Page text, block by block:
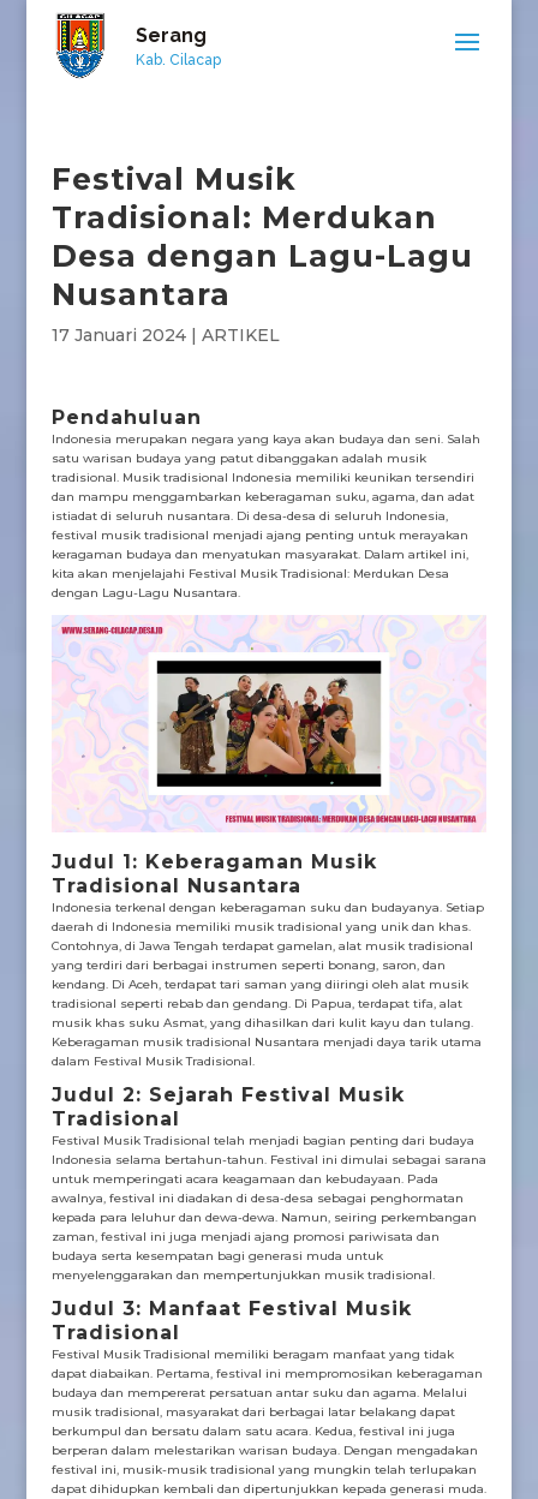
Serang
Kab. Cilacap
Festival Musik
Tradisional: Merdukan
Desa dengan Lagu-Lagu
Nusantara
17 Januari 2024| ARTIKEL
Pendahuluan
Indonesia merupakan negara yang kaya akan budaya dan seni. Salah
satu warisan budaya yang patut dibanggakan adalah musik
tradisional. Musik tradisional Indonesia memiliki keunikan tersendiri
dan mampu menggambarkan keberagaman suku, agama, dan adat
istiadat di seluruh nusantara. Di desa-desa di seluruh Indonesia,
festival musik tradisional menjadi ajang penting untuk merayakan
keragaman budaya dan menyatukan masyarakat. Dalam artikel ini,
kita akan menjelajahi Festival Musik Tradisional: Merdukan Desa
dengan Lagu-Lagu Nusantara.
Judul 1: Keberagaman Musik
Tradisional Nusantara
Indonesia terkenal dengan keberagaman suku dan budayanya. Setiap
daerah di Indonesia memiliki musik tradisional yang unik dan khas.
Contohnya, di Jawa Tengah terdapat gamelan, alat musik tradisional
yang terdiri dari berbagai instrumen seperti bonang, saron, dan
kendang. Di Aceh, terdapat tari saman yang diiringi oleh alat musik
tradisional seperti rebab dan gendang. Di Papua, terdapat tifa, alat
musik khas suku Asmat, yang dihasilkan dari kulit kayu dan tulang.
Keberagaman musik tradisional Nusantara menjadi daya tarik utama
dalam Festival Musik Tradisional.
Judul 2: Sejarah Festival Musik
Tradisional
Festival Musik Tradisional telah menjadi bagian penting dari budaya
Indonesia selama bertahun-tahun. Festival ini dimulai sebagai sarana
untuk memperingati acara keagamaan dan kebudayaan. Pada
awalnya, festival ini diadakan di desa-desa sebagai penghormatan
kepada para leluhur dan dewa-dewa. Namun, seiring perkembangan
zaman, festival ini juga menjadi ajang promosi pariwisata dan
budaya serta kesempatan bagi generasi muda untuk
menyelenggarakan dan mempertunjukkan musik tradisional.
Judul 3: Manfaat Festival Musik
Tradisional
Festival Musik Tradisional memiliki beragam manfaat yang tidak
dapat diabaikan. Pertama, festival ini mempromosikan keberagaman
budaya dan mempererat persatuan antar suku dan agama. Melalui
musik tradisional, masyarakat dari berbagai latar belakang dapat
berkumpul dan bersatu dalam satu acara. Kedua, festival ini juga
berperan dalam melestarikan warisan budaya. Dengan mengadakan
festival ini, musik-musik tradisional yang mungkin telah terlupakan
dapat dihidupkan kembali dan dipertunjukkan kepada generasi muda.